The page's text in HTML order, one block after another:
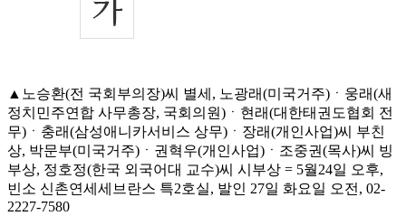
▲노승환(전 국회부의장)씨 별세, 노광래(미국거주)ㆍ웅래(새
정치민주연합 사무총장, 국회의원)ㆍ현래(대한태권도협회 전
무)ㆍ충래(삼성애니카서비스 상무)ㆍ장래(개인사업)씨 부친
상, 박문부(미국거주)ㆍ권혁우(개인사업)ㆍ조중권(목사)씨 빙
부상, 정호정(한국 외국어대 교수)씨 시부상 = 5월24일 오후,
빈소 신촌연세세브란스 특2호실, 발인 27일 화요일 오전, 02-
2227-7580